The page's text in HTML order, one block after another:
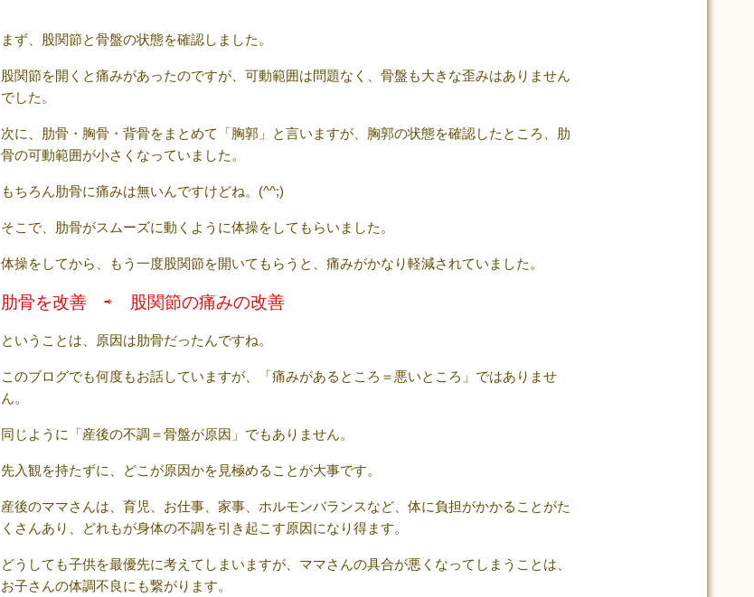
まず、股関節と骨盤の状態を確認しました。
股関節を開くと痛みがあったのですが、可動範囲は問題なく、骨盤も大きな歪みはありません
でした。
次に、肋骨・胸骨・背骨をまとめて「胸郭」と言いますが、胸郭の状態を確認したところ、肋
骨の可動範囲が小さくなっていました。
もちろん肋骨に痛みは無いんですけどね。(^^;)
そこで、肋骨がスムーズに動くように体操をしてもらいました。
体操をしてから、もう一度股関節を開いてもらうと、痛みがかなり軽減されていました。
肋骨を改善 ⇨ 股関節の痛みの改善
ということは、原因は肋骨だったんですね。
このブログでも何度もお話していますが、「痛みがあるところ＝悪いところ」ではありませ
ん。
同じように「産後の不調＝骨盤が原因」でもありません。
先入観を持たずに、どこが原因かを見極めることが大事です。
産後のママさんは、育児、お仕事、家事、ホルモンバランスなど、体に負担がかかることがた
くさんあり、どれもが身体の不調を引き起こす原因になり得ます。
どうしても子供を最優先に考えてしまいますが、ママさんの具合が悪くなってしまうことは、
お子さんの体調不良にも繋がります。